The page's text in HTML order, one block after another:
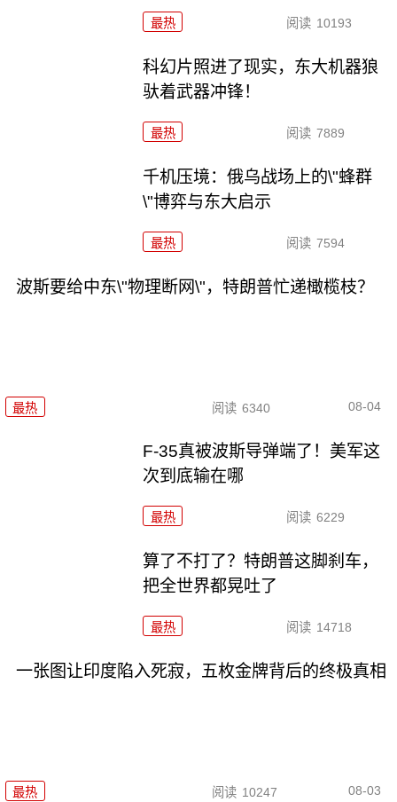
最热 阅读 10193
科幻片照进了现实，东大机器狼
驮着武器冲锋！
最热 阅读 7889
千机压境：俄乌战场上的\"蜂群
\"博弈与东大启示
最热 阅读 7594
波斯要给中东\"物理断网\"，特朗普忙递橄榄枝？
最热 阅读 6340 08-04
F-35真被波斯导弹端了！美军这
次到底输在哪
最热 阅读 6229
算了不打了？特朗普这脚刹车，
把全世界都晃吐了
最热 阅读 14718
一张图让印度陷入死寂，五枚金牌背后的终极真相
最热 阅读 10247 08-03